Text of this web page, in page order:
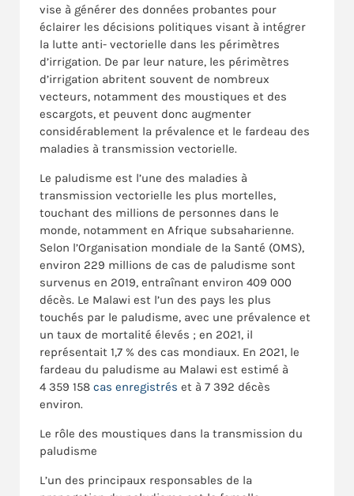
vise à générer des données probantes pour
éclairer les décisions politiques visant à intégrer
la lutte anti- vectorielle dans les périmètres
d’irrigation. De par leur nature, les périmètres
d’irrigation abritent souvent de nombreux
vecteurs, notamment des moustiques et des
escargots, et peuvent donc augmenter
considérablement la prévalence et le fardeau des
maladies à transmission vectorielle.
Le paludisme est l’une des maladies à
transmission vectorielle les plus mortelles,
touchant des millions de personnes dans le
monde, notamment en Afrique subsaharienne.
Selon l’Organisation mondiale de la Santé (OMS),
environ 229 millions de cas de paludisme sont
survenus en 2019, entraînant environ 409 000
décès. Le Malawi est l’un des pays les plus
touchés par le paludisme, avec une prévalence et
un taux de mortalité élevés ; en 2021, il
représentait 1,7 % des cas mondiaux. En 2021, le
fardeau du paludisme au Malawi est estimé à
4 359 158 cas enregistrés et à 7 392 décès
environ.
Le rôle des moustiques dans la transmission du
paludisme
L’un des principaux responsables de la